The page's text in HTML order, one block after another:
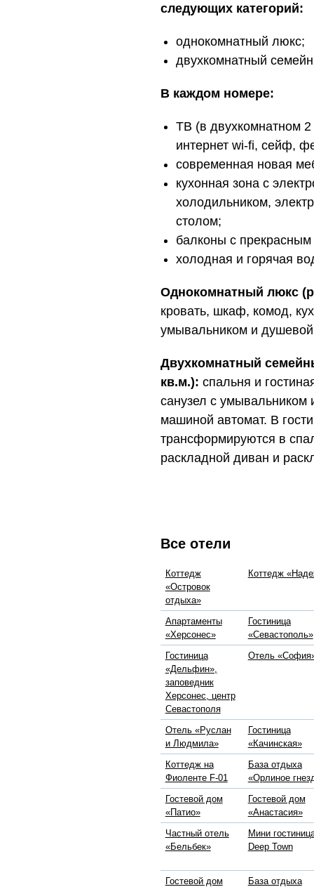
следующих категорий:
однокомнатный люкс;
двухкомнатный
В каждом номере:
ТВ (в двухкомнатном
интернет wi-fi, сейф,
современная новая
кухонная зона с
холодильником,
столом;
балконы с
холодная и горячая
Однокомнатный люкс
кровать, шкаф, комод,
умывальником и
Двухкомнатный
кв.м.): спальня и
санузел с умывальником
машиной автомат. В
трансформируются в
раскладной диван и
Все отели
Коттедж
«Островок
отдыха»
Коттедж
Апартаменты
«Херсонес»
Гостиница
«Севастополь»
Гостиница
«Дельфин»,
заповедник
Херсонес, центр
Севастополя
Отель
Отель «Руслан
и Людмила»
Гостиница
«Качинская»
Коттедж на
Фиоленте F-01
База отдыха
«Орлиное
Гостевой дом
«Патио»
Гостевой дом
«Анастасия»
Частный отель
«Бельбек»
Мини
Deep Town
Гостевой дом База отдыха